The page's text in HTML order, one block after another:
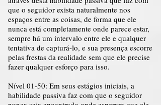
que o seguidor exista naturalmente nos
espaços entre as coisas, de forma que ele
nunca está completamente onde parece estar,
sempre há um intervalo entre ele e qualquer
tentativa de capturá-lo, e sua presença escorre
pelas frestas da realidade sem que ele precise
fazer qualquer esforço para isso.
Nível 01-50: Em seus estágios iniciais, a
habilidade passiva faz com que o seguidor